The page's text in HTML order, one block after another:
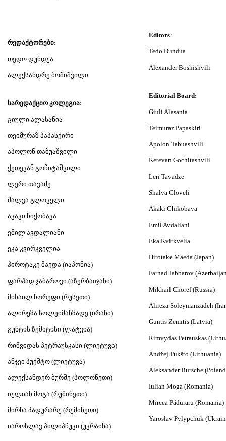
რედაქტორები:
Editors:
თედო დუნდუა
Tedo Dundua
ალექსანდრე ბოშიშვილი
Alexander Boshishvili
სარედაქციო კოლეგია:
Editorial Board:
გიული ალასანია
Giuli Alasania
თეიმურაზ პაპასქირი
Teimuraz Papaskiri
აპოლონ თაბუაშვილი
Apolon Tabuashvili
ქეთევან გოჩიტაშვილი
Ketevan Gochitashvili
ლერი თავაძე
Leri Tavadze
შალვა გლოველი
Shalva Gloveli
აკაკი ჩიქობავა
Akaki Chikobava
ემილ ავდალიანი
Emil Avdaliani
ეკა კვირკველია
Eka Kvirkvelia
ჰიროტაკე მაედა (იაპონია)
Hirotake Maeda (Japan)
ფარჰად ჯაბაროვი (აზერბაიჯანი)
Farhad Jabbarov
მიხაილ ჩორეფი (რუსეთი)
Mikhail Choref (Russia)
ალირეზა სოლეიმანზადე (ირანი)
Alireza Soleymanzadeh
გუნტის ზემიტისი (ლატვია)
Guntis Zemītis (Latvia)
რიმვიდას პეტრაუსკასი (ლიეტუვა)
Rimvydas Petrauskas (
ანჯეი პუქშტო (ლიეტუვა)
Andžej Pukšto (Lithuania)
ალექსანდერ ბურშე (პოლონეთი)
Aleksander Bursche
იულიან მოგა (რუმინეთი)
Iulian Moga (Romania)
მირჩა პადურარუ (რუმინეთი)
Mircea Păduraru (Romania)
იაროსლავ პილიპჩუკი (უკრაინა)
Yaroslav Pylypchuk